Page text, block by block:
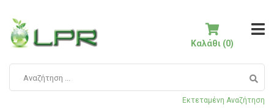
Εκτεταμένη Αναζήτηση
Καλάθι (0)